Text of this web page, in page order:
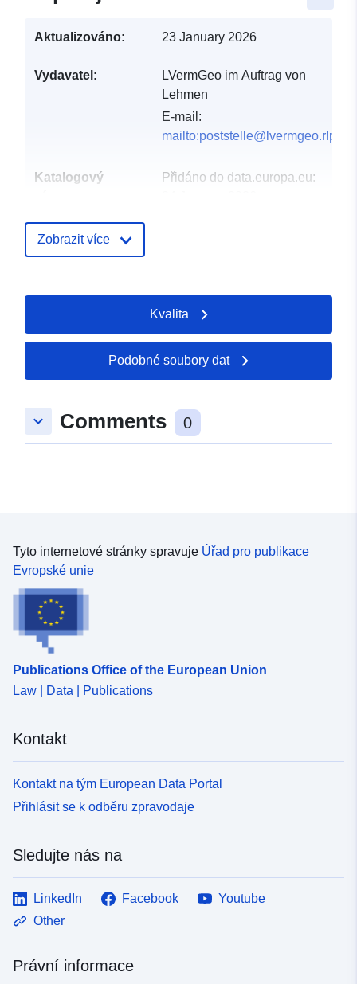
Aktualizováno: 23 January 2026
Vydavatel:
LVermGeo im Auftrag von
Lehmen
E-mail:
mailto:poststelle@lvermgeo.rlp.de
Katalogový
Přidáno do data.europa.eu:
50.2591 ], [ 7.42481,
50.2591 ], [ 7.42481,
50.2581 ], [ 7.42368,
50.2581 ], [ 7.42368,
Prostorový zdroj:
Zobrazit více
Kvalita
Podobné soubory dat
keyboard_arrow_down Comments 0
Tyto internetové stránky spravuje Úřad pro publikace
Evropské unie
Publications Office of the European Union
Law | Data | Publications
Kontakt
Kontakt na tým European Data Portal
Přihlásit se k odběru zpravodaje
Sledujte nás na
LinkedIn Facebook
Youtube
Other
Právní informace